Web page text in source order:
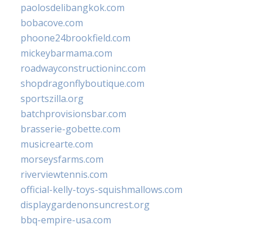
paolosdelibangkok.com
bobacove.com
phoone24brookfield.com
mickeybarmama.com
roadwayconstructioninc.com
shopdragonflyboutique.com
sportszilla.org
batchprovisionsbar.com
brasserie-gobette.com
musicrearte.com
morseysfarms.com
riverviewtennis.com
official-kelly-toys-squishmallows.com
displaygardenonsuncrest.org
bbq-empire-usa.com